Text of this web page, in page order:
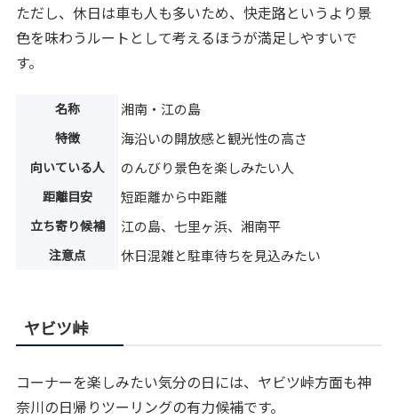
ただし、休日は車も人も多いため、快走路というより景
色を味わうルートとして考えるほうが満足しやすいで
す。
名称 湘南・江の島
特徴 海沿いの開放感と観光性の高さ
向いている人 のんびり景色を楽しみたい人
距離目安 短距離から中距離
立ち寄り候補 江の島、七里ヶ浜、湘南平
注意点 休日混雑と駐車待ちを見込みたい
ヤビツ峠
コーナーを楽しみたい気分の日には、ヤビツ峠方面も神
奈川の日帰りツーリングの有力候補です。